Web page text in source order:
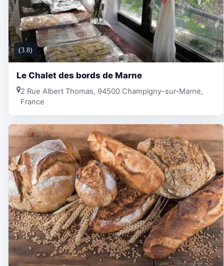
(3.8)
Le Chalet des bords de Marne
2 Rue Albert Thomas, 94500 Champigny-sur-Marne,
France